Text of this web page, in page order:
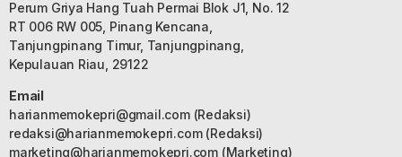
Perum Griya Hang Tuah Permai Blok J1, No. 12
RT 006 RW 005, Pinang Kencana,
Tanjungpinang Timur, Tanjungpinang,
Kepulauan Riau, 29122
Email
harianmemokepri@gmail.com(Redaksi)
redaksi@harianmemokepri.com(Redaksi)
marketing@harianmemokepri.com(Marketing)